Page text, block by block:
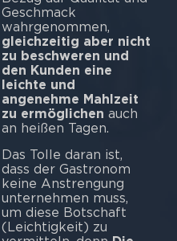
Geschmack
wahrgenommen,
gleichzeitig aber nicht
zu beschweren und
den Kunden eine
leichte und
angenehme Mahlzeit
zu ermöglichen auch
an heißen Tagen.
Das Tolle daran ist,
dass der Gastronom
keine Anstrengung
unternehmen muss,
um diese Botschaft
(Leichtigkeit) zu